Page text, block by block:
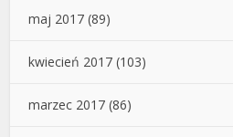
maj 2017 (89)
kwiecień 2017 (103)
marzec 2017 (86)